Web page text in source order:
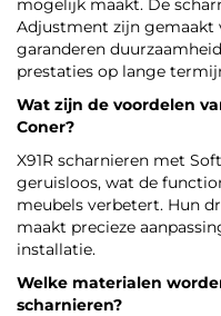
mogelijk maakt. De
Adjustment zijn gemaakt
garanderen
prestaties op lange
Wat zijn de voordelen
Coner?
X91R scharnieren met
geruisloos, wat de
meubels verbetert. Hun
maakt precieze
installatie.
Welke materialen
scharnieren?